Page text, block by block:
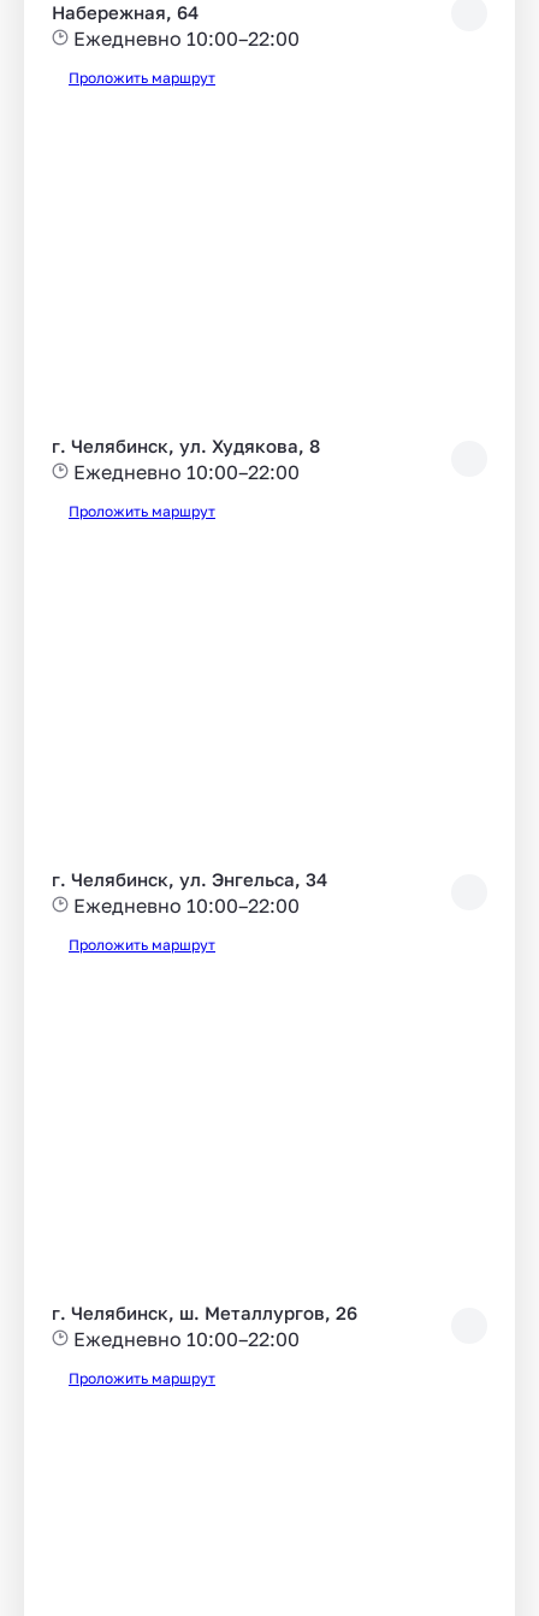
Набережная, 64
Ежедневно 10:00–22:00
Проложить маршрут
г. Челябинск, ул. Худякова, 8
Ежедневно 10:00–22:00
Проложить маршрут
г. Челябинск, ул. Энгельса, 34
Ежедневно 10:00–22:00
Проложить маршрут
г. Челябинск, ш. Металлургов, 26
Ежедневно 10:00–22:00
Проложить маршрут